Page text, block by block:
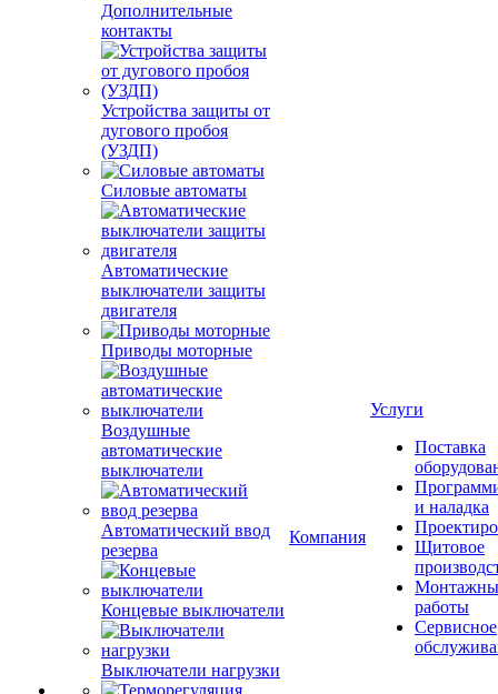
Дополнительные
контакты
Устройства защиты от
дугового пробоя
(УЗДП)
Силовые автоматы
Автоматические
выключатели защиты
двигателя
Приводы моторные
Воздушные
автоматические
выключатели
Автоматический ввод
резерва
Концевые выключатели
Выключатели нагрузки
и наладка
Щитовое
работы
Сервисное